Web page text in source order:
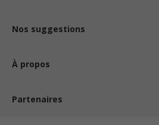
Nos suggestions
À propos
Partenaires